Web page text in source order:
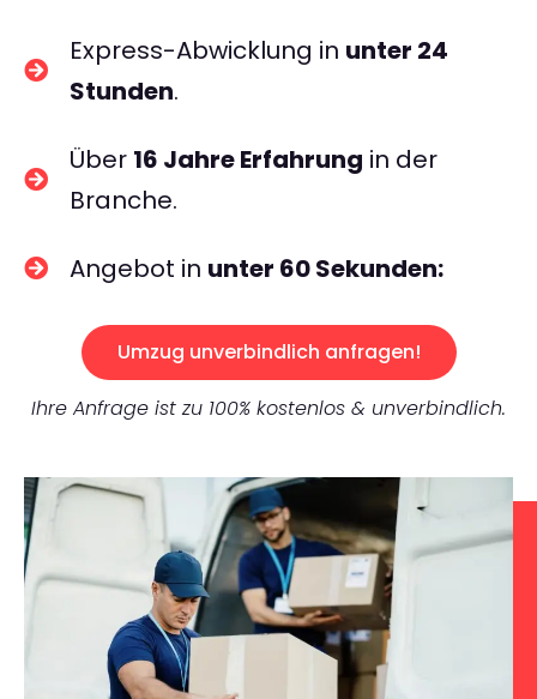
Express-Abwicklung in unter 24
Stunden.
Über 16 Jahre Erfahrung in der
Branche.
Angebot in unter 60 Sekunden:
Umzug unverbindlich anfragen!
Ihre Anfrage ist zu 100% kostenlos & unverbindlich.